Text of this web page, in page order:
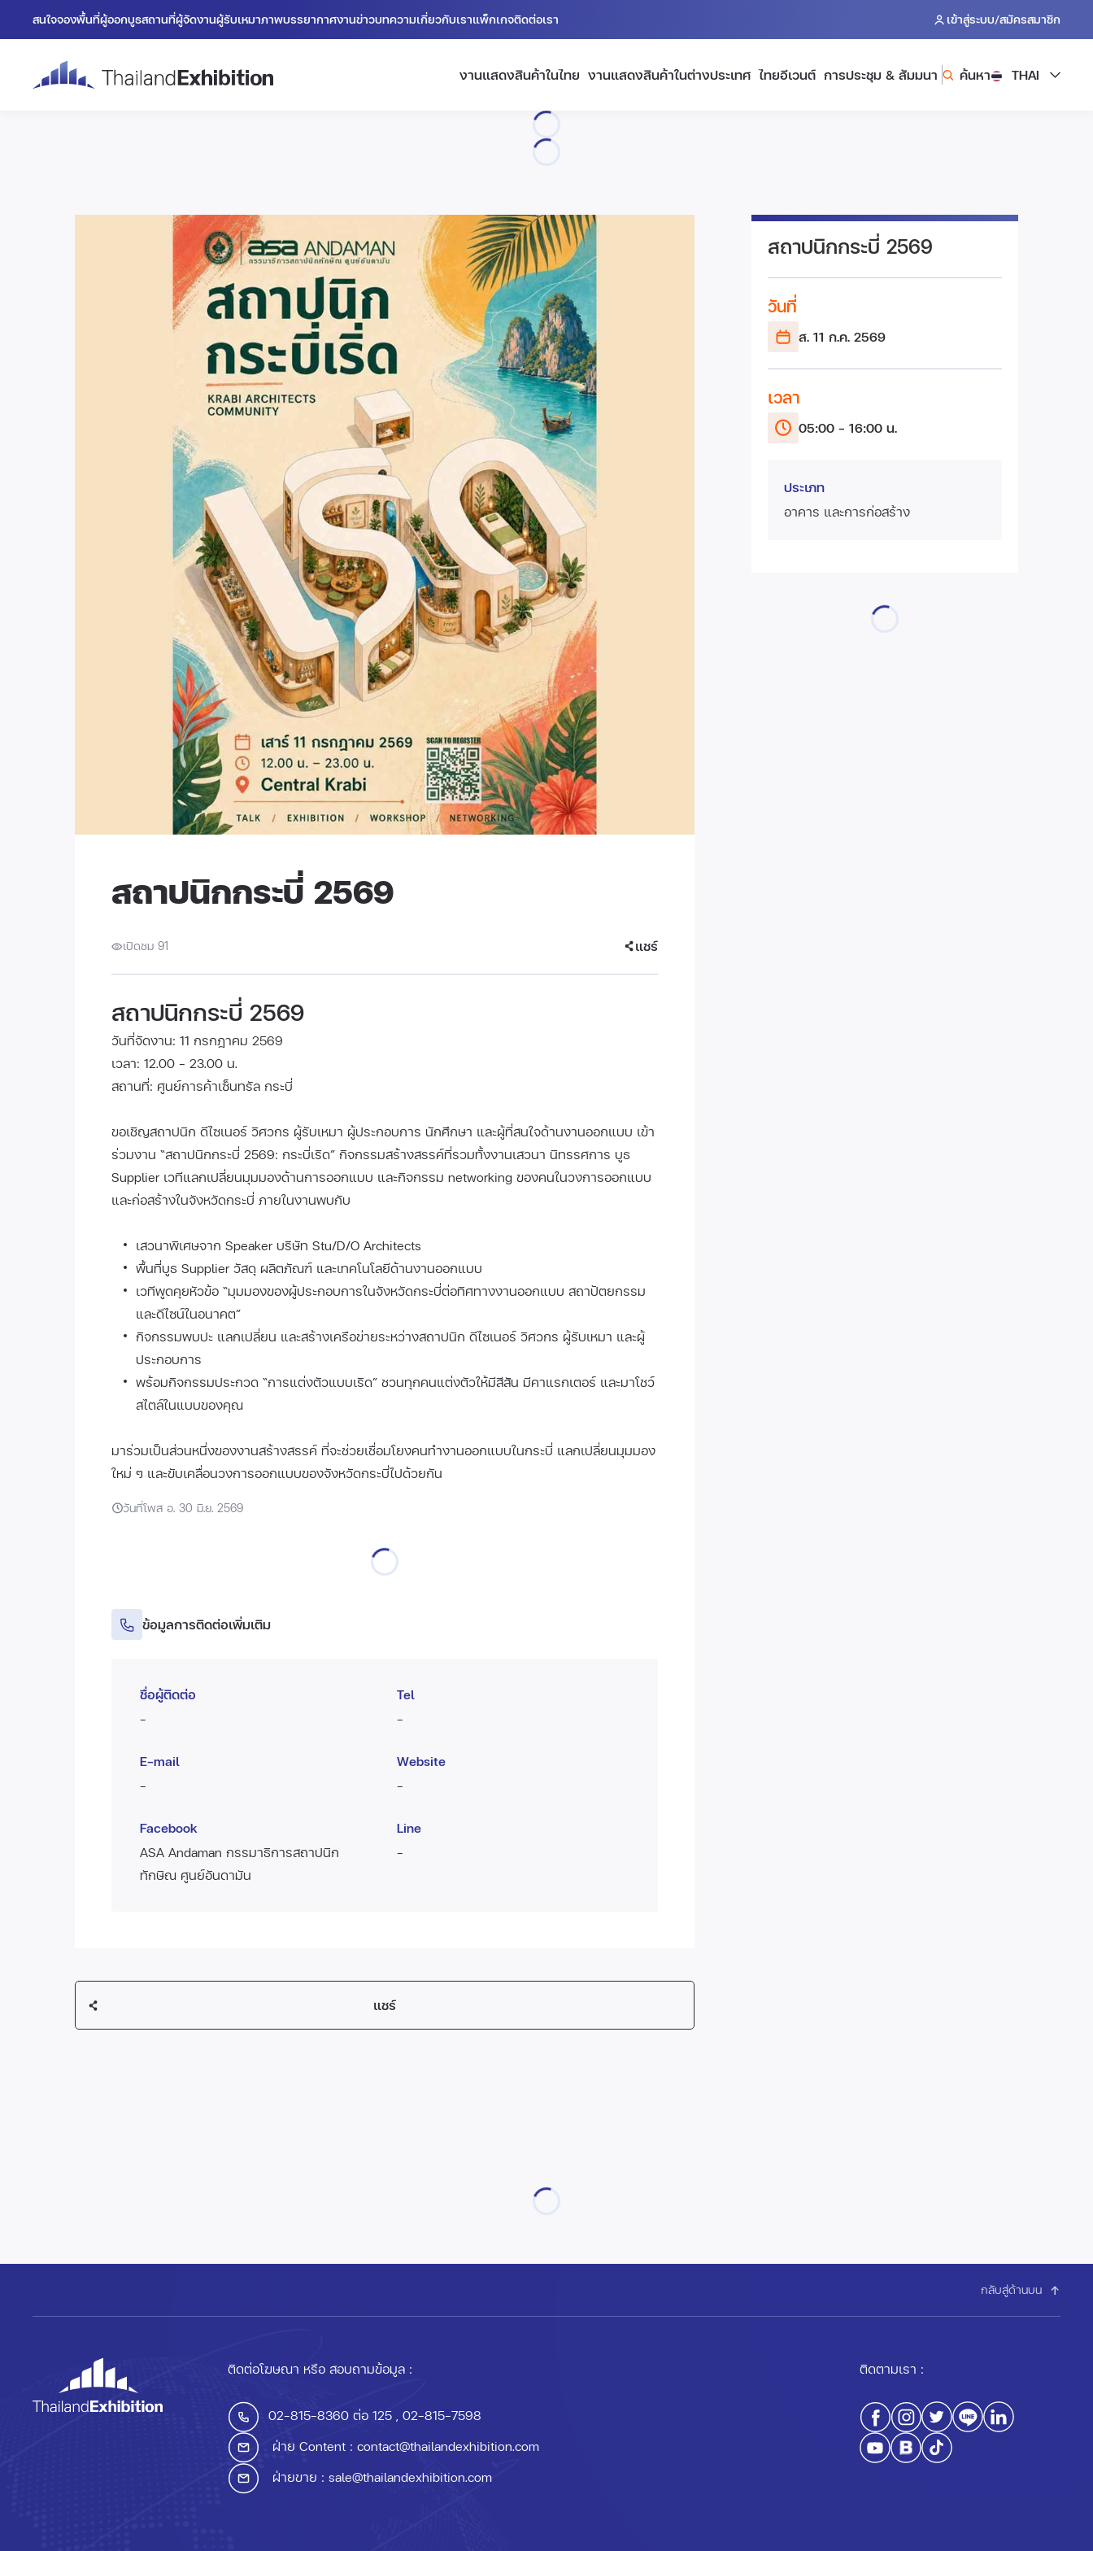
สนใจจองพื้นที่ผู้ออกบูธสถานที่ผู้จัดงานผู้รับเหมาภาพบรรยากาศงานข่าวบทความเกี่ยวกับเราแพ็กเกจติดต่อเรา เข้าสู่ระบบ/สมัครสมาชิก
งานแสดงสินค้าในไทย งานแสดงสินค้าในต่างประเทศ ไทยอีเวนต์ การประชุม & สัมมนา ค้นหา THAI
สถาปนิกกระบี่ 2569
วันที่
ส. 11 ก.ค. 2569
เวลา
05:00 - 16:00 น.
ประเภท
อาคาร และการก่อสร้าง
สถาปนิกกระบี่ 2569
เปิดชม 91 แชร์
สถาปนิกกระบี่ 2569
วันที่จัดงาน: 11 กรกฎาคม 2569
เวลา: 12.00 - 23.00 น.
สถานที่: ศูนย์การค้าเซ็นทรัล กระบี่
ขอเชิญสถาปนิก ดีไซเนอร์ วิศวกร ผู้รับเหมา ผู้ประกอบการ นักศึกษา และผู้ที่สนใจด้านงานออกแบบ เข้า
ร่วมงาน “สถาปนิกกระบี่ 2569: กระบี่เริด” กิจกรรมสร้างสรรค์ที่รวมทั้งงานเสวนา นิทรรศการ บูธ
Supplier เวทีแลกเปลี่ยนมุมมองด้านการออกแบบ และกิจกรรม networking ของคนในวงการออกแบบ
และก่อสร้างในจังหวัดกระบี่ ภายในงานพบกับ
เสวนาพิเศษจาก Speaker บริษัท Stu/D/O Architects
พื้นที่บูธ Supplier วัสดุ ผลิตภัณฑ์ และเทคโนโลยีด้านงานออกแบบ
เวทีพูดคุยหัวข้อ “มุมมองของผู้ประกอบการในจังหวัดกระบี่ต่อทิศทางงานออกแบบ สถาปัตยกรรม
และดีไซน์ในอนาคต”
กิจกรรมพบปะ แลกเปลี่ยน และสร้างเครือข่ายระหว่างสถาปนิก ดีไซเนอร์ วิศวกร ผู้รับเหมา และผู้
ประกอบการ
พร้อมกิจกรรมประกวด “การแต่งตัวแบบเริด” ชวนทุกคนแต่งตัวให้มีสีสัน มีคาแรกเตอร์ และมาโชว์
สไตล์ในแบบของคุณ
มาร่วมเป็นส่วนหนึ่งของงานสร้างสรรค์ ที่จะช่วยเชื่อมโยงคนทำงานออกแบบในกระบี่ แลกเปลี่ยนมุมมอง
ใหม่ ๆ และขับเคลื่อนวงการออกแบบของจังหวัดกระบี่ไปด้วยกัน
วันที่โพส อ. 30 มิ.ย. 2569
ข้อมูลการติดต่อเพิ่มเติม
ชื่อผู้ติดต่อ
-
Tel
-
E-mail
-
Website
-
Facebook
ASA Andaman กรรมาธิการสถาปนิก
ทักษิณ ศูนย์อันดามัน
Line
-
แชร์
กลับสู่ด้านบน
ติดต่อโฆษณา หรือ สอบถามข้อมูล :
02-815-8360 ต่อ 125 , 02-815-7598
ฝ่าย Content : contact@thailandexhibition.com
ฝ่ายขาย : sale@thailandexhibition.com
ติดตามเรา :